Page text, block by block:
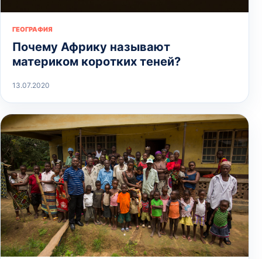
ГЕОГРАФИЯ
Почему Африку называют
материком коротких теней?
13.07.2020